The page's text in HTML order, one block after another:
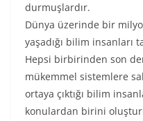
durmuşlardır.
Dünya üzerinde bir
yaşadığı bilim insanları
Hepsi birbirinden son
mükemmel sistemlere
ortaya çıktığı bilim
konulardan birini